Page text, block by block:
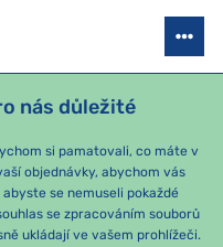
nás důležité
si pamatovali, co máte v
objednávky, abychom vás
se nemuseli pokaždé
se zpracováním souborů
ukládají ve vašem prohlížeči.
ISO NAPSALI O NÁS